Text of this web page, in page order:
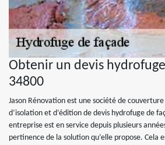
Obtenir un devis
34800
Jason Rénovation est une société de
d’isolation et d’édition de devis hydrofuge de
entreprise est en service depuis plusieurs
pertinence de la solution qu’elle propose. Cela